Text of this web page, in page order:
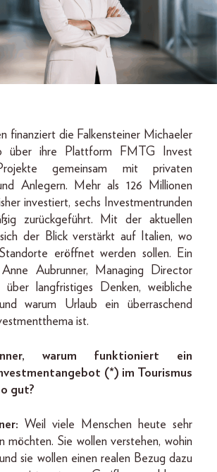
finanziert die Falkensteiner Michaeler
über ihre Plattform FMTG Invest
gemeinsam mit privaten
Anlegern. Mehr als 126 Millionen
investiert, sechs Investmentrunden
zurückgeführt. Mit der aktuellen
der Blick verstärkt auf Italien, wo
eröffnet werden sollen. Ein
Aubrunner, Managing Director
langfristiges Denken, weibliche
warum Urlaub ein überraschend
ist.
warum funktioniert ein
(*) im Tourismus
gut?
Weil viele Menschen heute sehr
möchten. Sie wollen verstehen, wohin
sie wollen einen realen Bezug dazu